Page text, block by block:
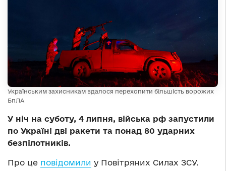
Українським захисникам вдалося перехопити більшість ворожих
БпЛА
У ніч на суботу, 4 липня, війська рф запустили
по Україні дві ракети та понад 80 ударних
безпілотників.
Про це повідомили у Повітряних Силах ЗСУ.